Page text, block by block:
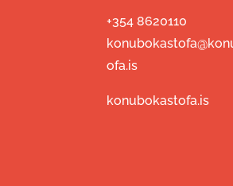
+354 8620110
ofa.is
konubokastofa.is